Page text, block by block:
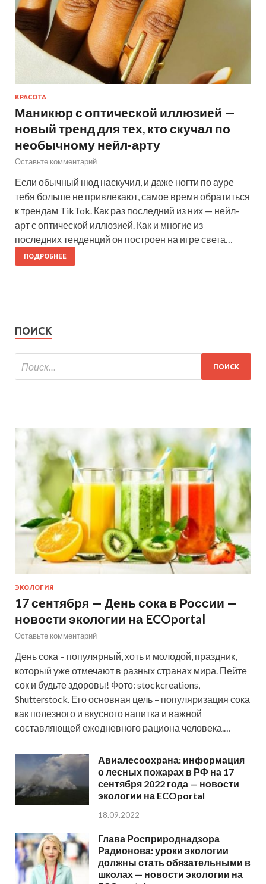
КРАСОТА
Маникюр с оптической иллюзией —
новый тренд для тех, кто скучал по
необычному нейл-арту
Оставьте комментарий
Если обычный нюд наскучил, и даже ногти по ауре
тебя больше не привлекают, самое время обратиться
к трендам TikTok. Как раз последний из них — нейл-
арт с оптической иллюзией. Как и многие из
последних тенденций он построен на игре света…
ПОДРОБНЕЕ
ПОИСК
ЭКОЛОГИЯ
17 сентября — День сока в России —
новости экологии на ECOportal
Оставьте комментарий
День сока – популярный, хоть и молодой, праздник,
который уже отмечают в разных странах мира. Пейте
сок и будьте здоровы! Фото: stockcreations,
Shutterstock. Его основная цель – популяризация сока
как полезного и вкусного напитка и важной
составляющей ежедневного рациона человека.…
Авиалесоохрана: информация
о лесных пожарах в РФ на 17
сентября 2022 года — новости
экологии на ECOportal
18.09.2022
Глава Росприроднадзора
Радионова: уроки экологии
должны стать обязательными в
школах — новости экологии на